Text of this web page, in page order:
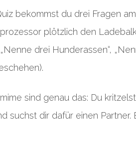
bekommst du drei Fragen
plötzlich den
drei Hunderassen“,
sind genau das: Du
suchst dir dafür einen